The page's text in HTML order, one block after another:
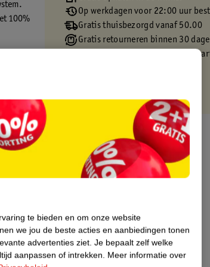
100%
de
Op werkdagen voor 22:00 uur
Gratis thuisbezorgd vanaf 50.00
Gratis retourneren binnen 30
Gratis punten met je Kruidvat
te bieden en om onze website
we jou de beste acties en aanbiedingen tonen
advertenties ziet. Je bepaalt zelf welke
aanpassen of intrekken. Meer informatie over